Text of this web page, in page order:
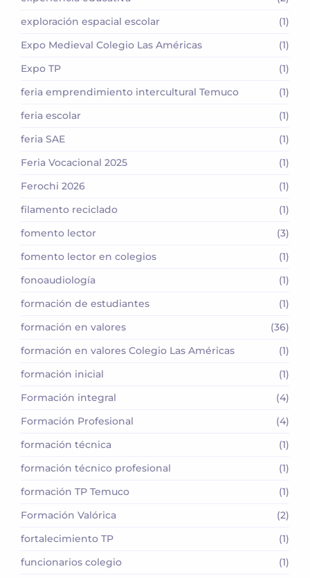
exploración espacial escolar
(1)
Expo Medieval Colegio Las Américas
(1)
Expo TP
(1)
feria emprendimiento intercultural Temuco
(1)
feria escolar
(1)
feria SAE
(1)
Feria Vocacional 2025
(1)
Ferochi 2026
(1)
filamento reciclado
(1)
fomento lector
(3)
fomento lector en colegios
(1)
fonoaudiología
(1)
formación de estudiantes
(1)
formación en valores
(36)
formación en valores Colegio Las Américas
(1)
formación inicial
(1)
Formación integral
(4)
Formación Profesional
(4)
formación técnica
(1)
formación técnico profesional
(1)
formación TP Temuco
(1)
Formación Valórica
(2)
fortalecimiento TP
(1)
funcionarios colegio
(1)